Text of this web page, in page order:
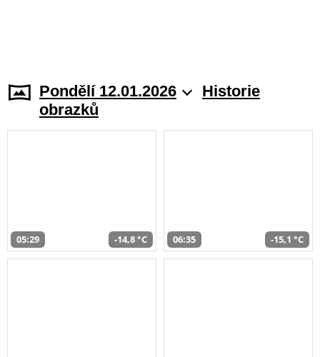
Pondělí 12.01.2026
Historie
obrazků
05:29 -14,8 °C 06:35 -15,1 °C